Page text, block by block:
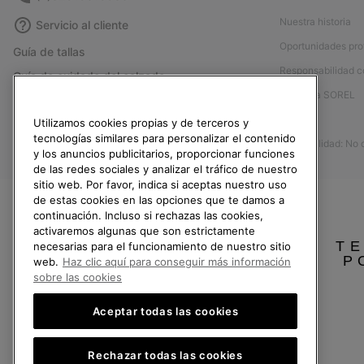
Servicio al cliente
Guía de tallas
Guía de cuidado del calzado
Devoluciones
Desistir del contrato
Estado del pedido
Envío
Pago
Preguntas frecuentes
Nuestra historia
Oportunidades
Responsabilidad
Afíliese a SOREL
Accesibilidad: No
España
SOREL.Reservados todos los derechos.
Utilizamos cookies propias y de terceros y
tecnologías similares para personalizar el contenido
y los anuncios publicitarios, proporcionar funciones
de las redes sociales y analizar el tráfico de nuestro
sitio web. Por favor, indica si aceptas nuestro uso
de estas cookies en las opciones que te damos a
continuación. Incluso si rechazas las cookies,
activaremos algunas que son estrictamente
necesarias para el funcionamiento de nuestro sitio
web. Haz clic aquí para conseguir más información
sobre las cookies
Aceptar todas las cookies
Rechazar todas las cookies